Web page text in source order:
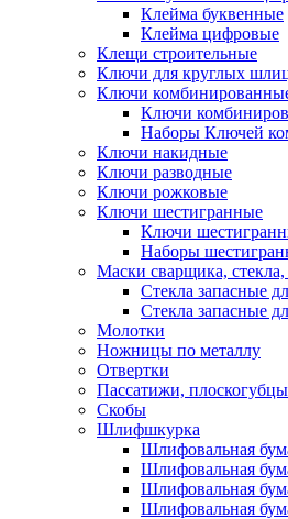
Клейма буквенные
Клейма цифровые
Клещи строительные
Ключи для круглых
Ключи
Ключи
Наборы Ключей
Ключи накидные
Ключи разводные
Ключи рожковые
Ключи шестигранные
Ключи
Наборы
Маски сварщика, стекла,
Стекла запасные
Стекла запасные
Молотки
Ножницы по металлу
Отвертки
Пассатижи, плоскогубцы
Скобы
Шлифшкурка
Шлифовальная
Шлифовальная
Шлифовальная
Шлифовальная